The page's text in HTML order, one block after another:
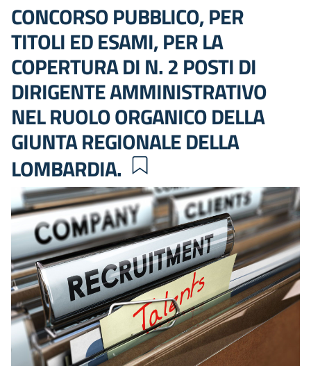
CONCORSO PUBBLICO, PER
TITOLI ED ESAMI, PER LA
COPERTURA DI N. 2 POSTI DI
DIRIGENTE AMMINISTRATIVO
NEL RUOLO ORGANICO DELLA
GIUNTA REGIONALE DELLA
LOMBARDIA.